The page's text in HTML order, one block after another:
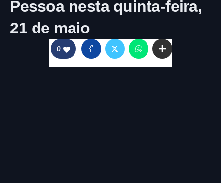
Pessoa nesta quinta-feira,
21 de maio
0